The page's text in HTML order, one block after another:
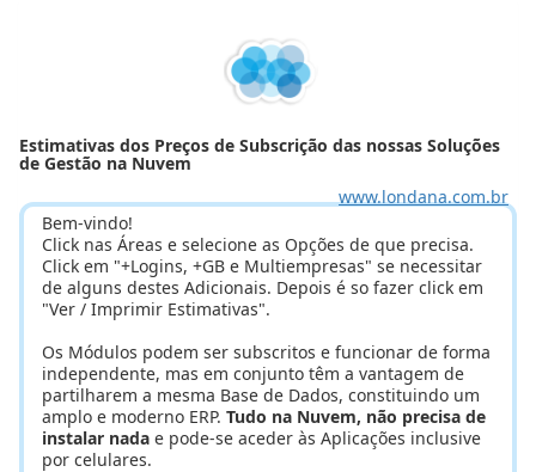
Estimativas dos Preços de Subscrição das nossas Soluções
de Gestão na Nuvem
www.londana.com.br
Bem-vindo!
Click nas Áreas e selecione as Opções de que precisa.
Click em "+Logins, +GB e Multiempresas" se necessitar
de alguns destes Adicionais. Depois é so fazer click em
"Ver / Imprimir Estimativas".
Os Módulos podem ser subscritos e funcionar de forma
independente, mas em conjunto têm a vantagem de
partilharem a mesma Base de Dados, constituindo um
amplo e moderno ERP. Tudo na Nuvem, não precisa de
instalar nada e pode-se aceder às Aplicações inclusive
por celulares.